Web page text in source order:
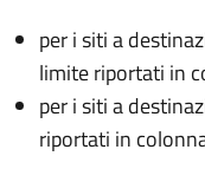
per i siti a
limite riportati in
per i siti a
riportati in